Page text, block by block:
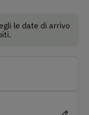
le date di arrivo